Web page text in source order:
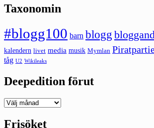
Taxonomin
#blogg100 barn blogg
kalendern livet media musik Mymlan
tåg U2 Wikileaks
Deepedition förut
Deepedition
Frisöket